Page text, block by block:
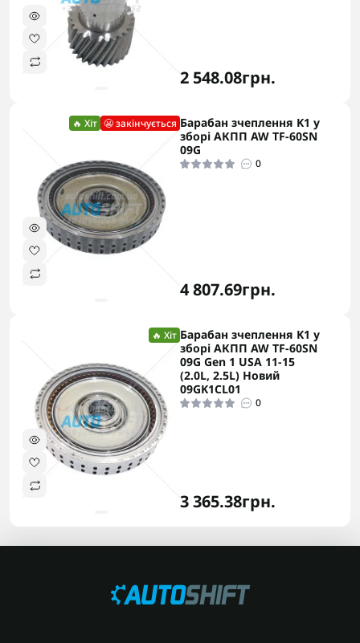
2 548.08грн.
🔥 Хіт 😬 закінчується Барабан зчеплення K1 у
зборі АКПП AW TF-60SN
09G
0
4 807.69грн.
🔥 Хіт Барабан зчеплення K1 у
зборі АКПП AW TF-60SN
09G Gen 1 USA 11-15
(2.0L, 2.5L) Новий
09GK1CL01
0
3 365.38грн.